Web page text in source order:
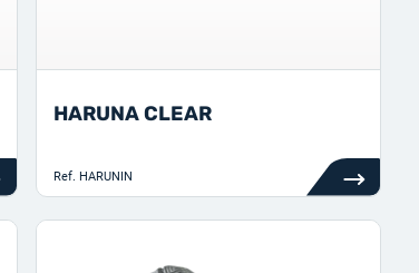
HARUNA CLEAR
Ref. HARUNIN